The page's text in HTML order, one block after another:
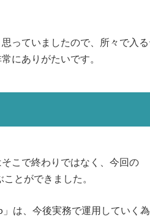
っていましたので、所々で入
にありがたいです。
こで終わりではなく、今回の
とができました。
は、今後実務で運用していく